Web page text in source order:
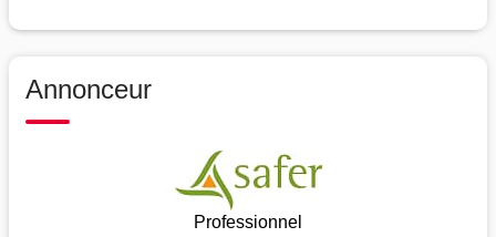
Annonceur
Professionnel